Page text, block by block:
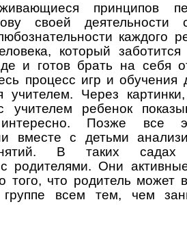
принципов
своей деятельности
каждого
который
и готов брать на себя
процесс игр и обучения
учителем. Через
учителем ребенок
интересно. Позже все
вместе с детьми
В таких садах
родителями. Они
того, что родитель может
группе всем тем, чем